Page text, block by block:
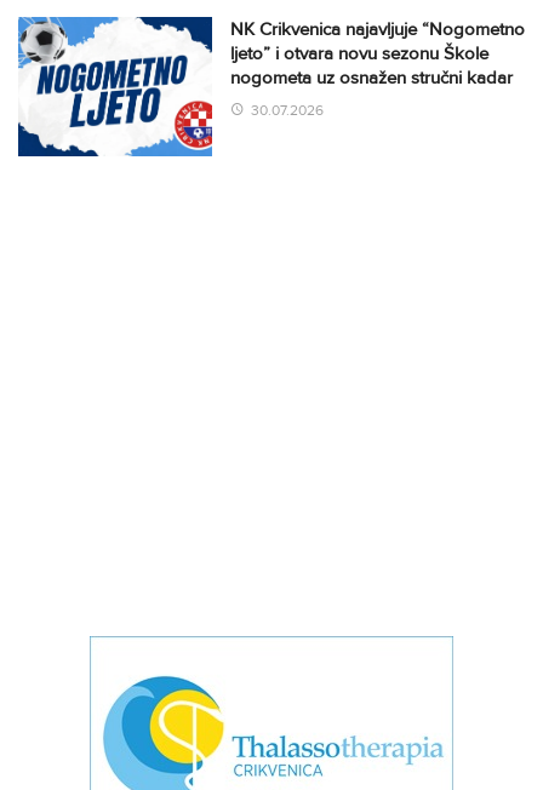
NK Crikvenica najavljuje “Nogometno
ljeto” i otvara novu sezonu Škole
nogometa uz osnažen stručni kadar
30.07.2026